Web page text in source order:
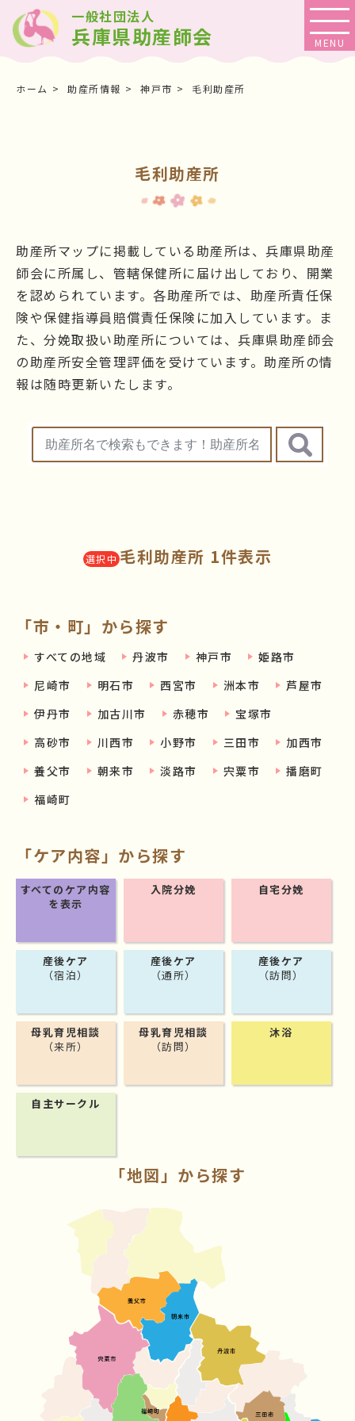
一般社団法人
兵庫県助産師会
ホーム 助産所情報 神戸市 毛利助産所
毛利助産所
助産所マップに掲載している助産所は、兵庫県助産
師会に所属し、管轄保健所に届け出しており、開業
を認められています。各助産所では、助産所責任保
険や保健指導員賠償責任保険に加入しています。ま
た、分娩取扱い助産所については、兵庫県助産師会
の助産所安全管理評価を受けています。助産所の情
報は随時更新いたします。
選択中 毛利助産所 1件表示
「市・町」から探す
すべての地域 丹波市 神戸市
姫路市
尼崎市
明石市 西宮市 洲本市
芦屋市
伊丹市
加古川市 赤穂市
宝塚市
高砂市
川西市 小野市 三田市
加西市
養父市
朝来市 淡路市 宍粟市
播磨町
福崎町
「ケア内容」から探す
すべてのケア内容
を表示
入院分娩 自宅分娩
産後ケア
（宿泊）
産後ケア
（通所）
産後ケア
（訪問）
母乳育児相談
（来所）
母乳育児相談
（訪問）
沐浴
自主サークル
「地図」から探す